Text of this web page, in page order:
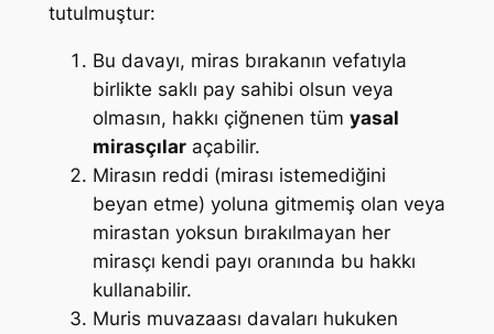
tutulmuştur:
Bu davayı, miras bırakanın vefatıyla
birlikte saklı pay sahibi olsun veya
olmasın, hakkı çiğnenen tüm yasal
mirasçılaraçabilir.
Mirasın reddi (mirası istemediğini
beyan etme) yoluna gitmemiş olan veya
mirastan yoksun bırakılmayan her
mirasçı kendi payı oranında bu hakkı
kullanabilir.
Muris muvazaası davaları hukuken